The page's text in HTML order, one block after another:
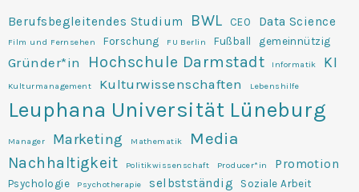
Berufsbegleitendes Studium BWL CEO Data Science
Film und Fernsehen Forschung FU Berlin Fußball gemeinnützig
Gründer*in Hochschule Darmstadt Informatik KI
Kulturmanagement Kulturwissenschaften Lebenshilfe
Leuphana Universität Lüneburg
Manager Marketing Mathematik Media
Nachhaltigkeit Politikwissenschaft Producer*in Promotion
Psychologie Psychotherapie selbstständig Soziale Arbeit